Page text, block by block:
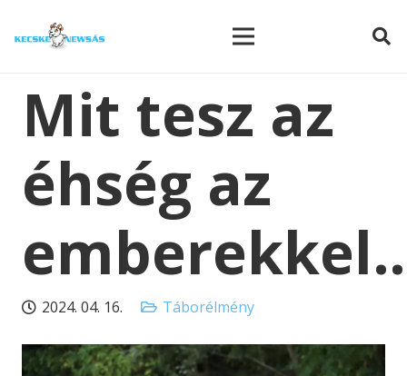
Mit tesz az
éhség az
2024. 04. 16. Táborélmény